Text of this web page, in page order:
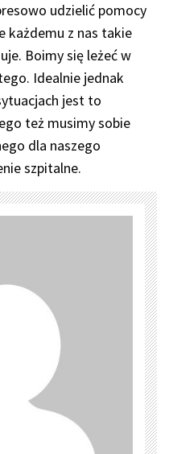
udzielić pomocy
każdemu z nas takie
Boimy się leżeć w
Idealnie jednak
jest to
też musimy sobie
dla naszego
szpitalne.